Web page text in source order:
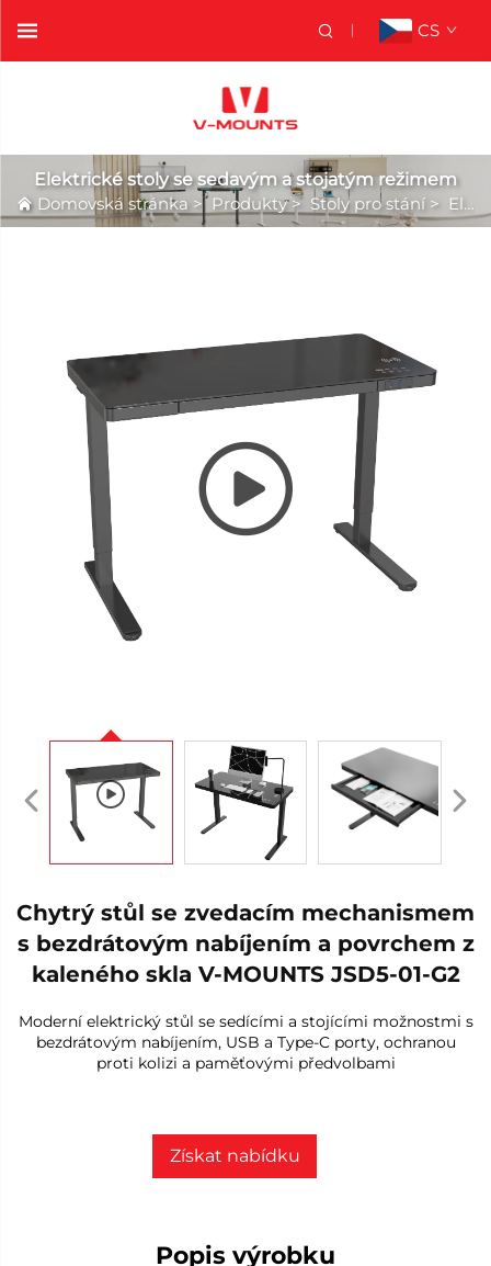
CS
Elektrické stoly se sedavým a stojatým režimem
Domovská stránka> Produkty> Stoly pro stání > Elektrické stoly se sedavým a stojatým režimem
Chytrý stůl se zvedacím mechanismem
s bezdrátovým nabíjením a povrchem z
kaleného skla V-MOUNTS JSD5-01-G2
Moderní elektrický stůl se sedícími a stojícími možnostmi s
bezdrátovým nabíjením, USB a Type-C porty, ochranou
proti kolizi a paměťovými předvolbami
Získat nabídku
Popis výrobku